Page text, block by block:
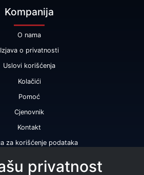
Kompanija
O nama
Izjava o privatnosti
Uslovi korišćenja
Kolačići
Pomoć
Cjenovnik
Kontakt
za korišćenje podataka
Naše uslugeprivatnost